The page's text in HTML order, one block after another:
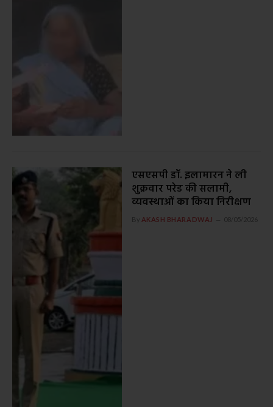
एसएसपी डॉ. इलामारन ने ली
शुक्रवार परेड की सलामी,
व्यवस्थाओं का किया निरीक्षण
By AKASH BHARADWAJ 08/05/2026